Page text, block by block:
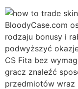
BloodyCase.com
rodzaju bonusy i
podwyższyć
CS Fita bez
gracz znaleźć
przedmiotów